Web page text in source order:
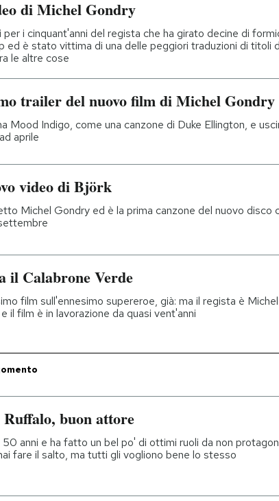
di Michel Gondry
per i cinquant'anni del regista che ha girato decine di
ed è stato vittima di una delle peggiori traduzioni di titoli
le altre cose
trailer del nuovo film di Michel Gondry
Mood Indigo, come una canzone di Duke Ellington, e
aprile
video di Björk
Michel Gondry ed è la prima canzone del nuovo disco
il Calabrone Verde
film sull'ennesimo supereroe, già: ma il regista è Michel
il film è in lavorazione da quasi vent'anni
buon attore
anni e ha fatto un bel po' di ottimi ruoli da non
fare il salto, ma tutti gli vogliono bene lo stesso